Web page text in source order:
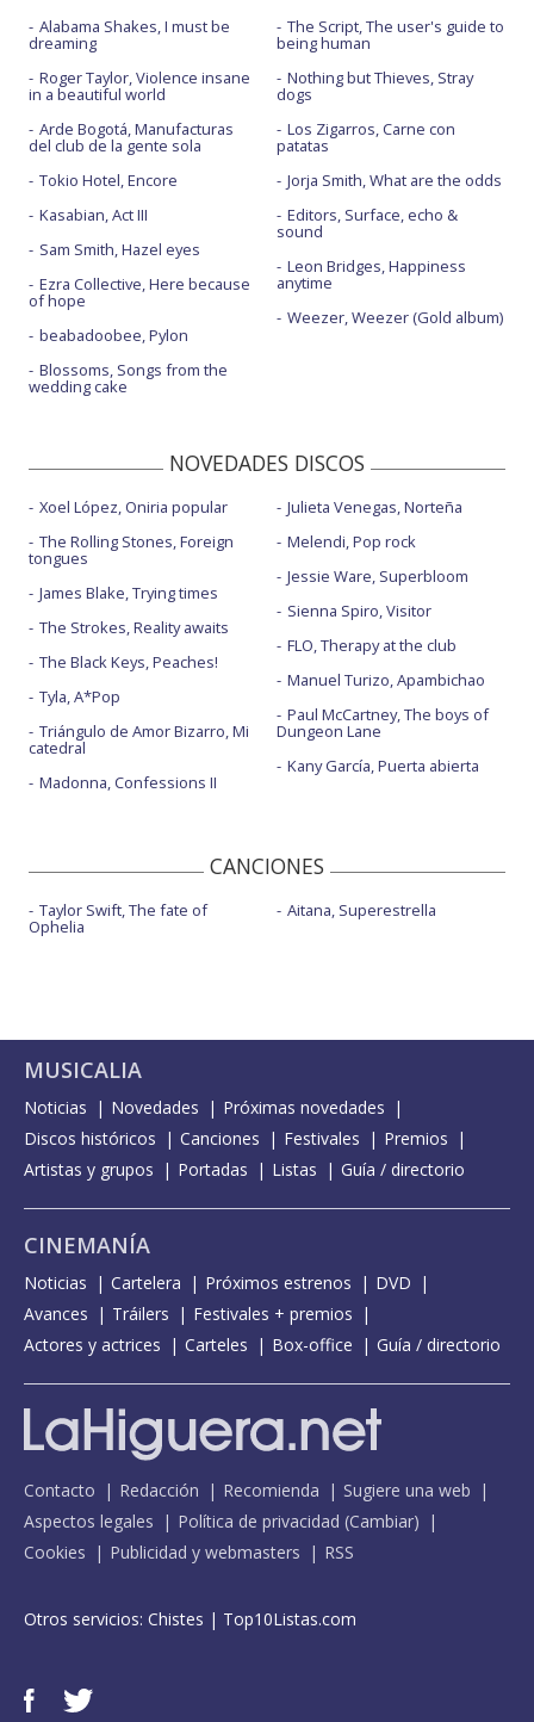
Alabama Shakes, I must be
dreaming
Roger Taylor, Violence insane
in a beautiful world
Arde Bogotá, Manufacturas
del club de la gente sola
Tokio Hotel, Encore
Kasabian, Act III
Sam Smith, Hazel eyes
Ezra Collective, Here because
of hope
beabadoobee, Pylon
Blossoms, Songs from the
wedding cake
The Script, The user's guide to
being human
Nothing but Thieves, Stray
dogs
Los Zigarros, Carne con
patatas
Jorja Smith, What are the odds
Editors, Surface, echo &
sound
Leon Bridges, Happiness
anytime
Weezer, Weezer (Gold album)
NOVEDADES DISCOS
Xoel López, Oniria popular
The Rolling Stones, Foreign
tongues
James Blake, Trying times
The Strokes, Reality awaits
The Black Keys, Peaches!
Tyla, A*Pop
Triángulo de Amor Bizarro, Mi
catedral
Madonna, Confessions II
Julieta Venegas, Norteña
Melendi, Pop rock
Jessie Ware, Superbloom
Sienna Spiro, Visitor
FLO, Therapy at the club
Manuel Turizo, Apambichao
Paul McCartney, The boys of
Dungeon Lane
Kany García, Puerta abierta
CANCIONES
Taylor Swift, The fate of
Ophelia
Aitana, Superestrella
MUSICALIA
Noticias Novedades
Próximas novedades
Discos históricos
Canciones Festivales
Premios
Artistas y grupos
Portadas Listas Guía / directorio
CINEMANÍA
Noticias Cartelera Próximos estrenos
DVD
Avances
Tráilers
Festivales + premios
Actores y actrices
Carteles Box-office Guía / directorio
Contacto Redacción Recomienda
Sugiere una web
Aspectos legales
Política de privacidad (Cambiar)
Cookies
Publicidad y webmasters RSS
Otros servicios: Chistes | Top10Listas.com